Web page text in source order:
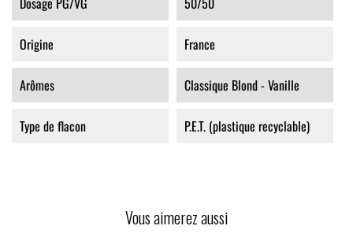
Origine France
Arômes Classique Blond - Vanille
Type de flacon P.E.T. (plastique recyclable)
Vous aimerez aussi